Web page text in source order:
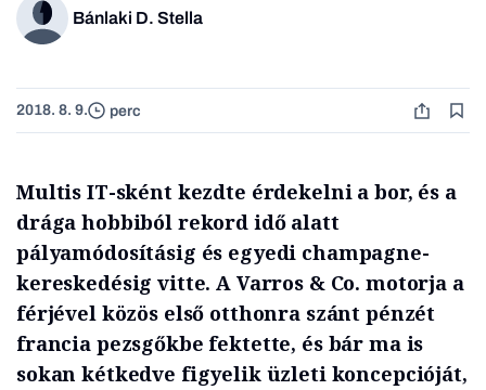
Bánlaki D. Stella
2018. 8. 9. perc
Multis IT-sként kezdte érdekelni a bor, és a
drága hobbiból rekord idő alatt
pályamódosításig és egyedi champagne-
kereskedésig vitte. A Varros & Co. motorja a
férjével közös első otthonra szánt pénzét
francia pezsgőkbe fektette, és bár ma is
sokan kétkedve figyelik üzleti koncepcióját,